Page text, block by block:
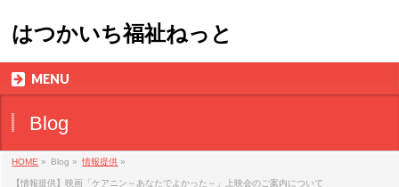
はつかいち福祉ねっと
MENU
Blog
HOME » Blog » 情報提供 »
【情報提供】映画「ケアニン～あなたでよかった～」上映会のご案内について